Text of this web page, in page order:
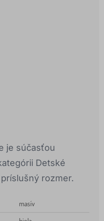
je súčasťou
Detské
rozmer.
masív